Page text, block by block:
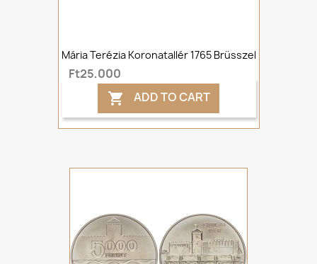
Mária Terézia Koronatallér 1765 Brüsszel
Ft25,000
 ADD TO CART